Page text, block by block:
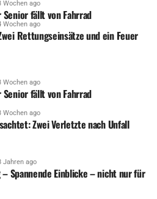
Wochen ago
fällt von Fahrrad
Wochen ago
Rettungseinsätze und ein Feuer
Wochen ago
fällt von Fahrrad
Wochen ago
Zwei Verletzte nach Unfall
Jahren ago
– Spannende Einblicke – nicht nur für